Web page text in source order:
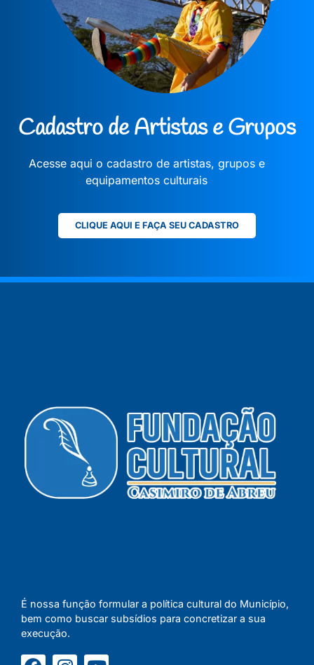
Cadastro de Artistas e Grupos
Acesse aqui o cadastro de artistas, grupos e
equipamentos culturais
CLIQUE AQUI E FAÇA SEU CADASTRO
É nossa função formular a política cultural do Município,
bem como buscar subsídios para concretizar a sua
execução.